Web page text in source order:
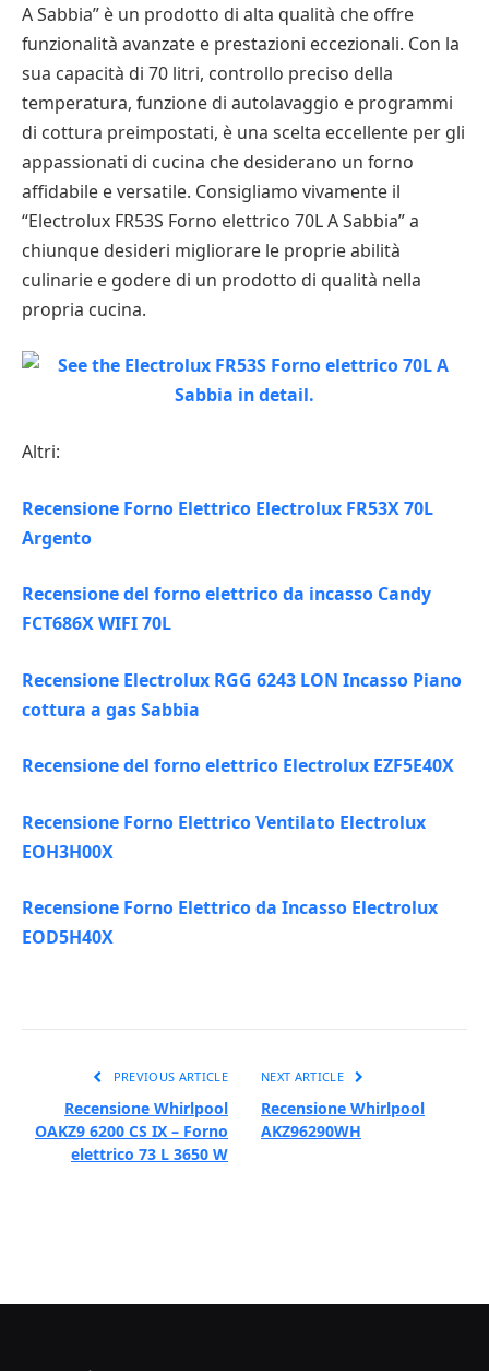
A Sabbia” è un prodotto di alta qualità che offre
funzionalità avanzate e prestazioni eccezionali. Con la
sua capacità di 70 litri, controllo preciso della
temperatura, funzione di autolavaggio e programmi
di cottura preimpostati, è una scelta eccellente per gli
appassionati di cucina che desiderano un forno
affidabile e versatile. Consigliamo vivamente il
“Electrolux FR53S Forno elettrico 70L A Sabbia” a
chiunque desideri migliorare le proprie abilità
culinarie e godere di un prodotto di qualità nella
propria cucina.
Altri:
Recensione Forno Elettrico Electrolux FR53X 70L
Argento
Recensione del forno elettrico da incasso Candy
FCT686X WIFI 70L
Recensione Electrolux RGG 6243 LON Incasso Piano
cottura a gas Sabbia
Recensione del forno elettrico Electrolux EZF5E40X
Recensione Forno Elettrico Ventilato Electrolux
EOH3H00X
Recensione Forno Elettrico da Incasso Electrolux
EOD5H40X
PREVIOUS ARTICLE
Recensione Whirlpool
OAKZ9 6200 CS IX – Forno
elettrico 73 L 3650 W
NEXT ARTICLE
Recensione Whirlpool
AKZ96290WH